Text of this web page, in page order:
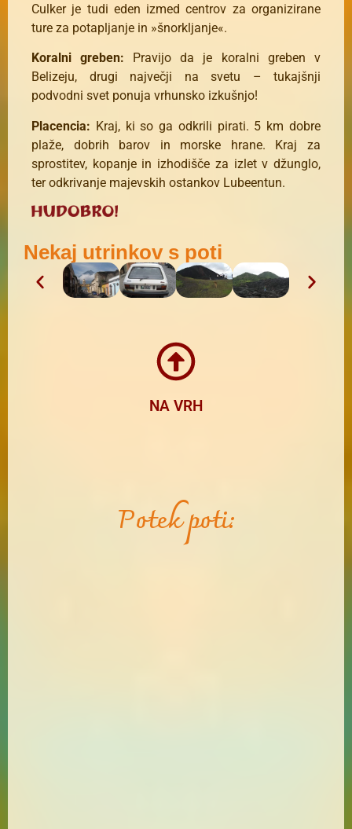
Culker je tudi eden izmed centrov za organizirane
ture za potapljanje in »šnorkljanje«.
Koralni greben: Pravijo da je koralni greben v
Belizeju, drugi največji na svetu – tukajšnji
podvodni svet ponuja vrhunsko izkušnjo!
Placencia: Kraj, ki so ga odkrili pirati. 5 km dobre
plaže, dobrih barov in morske hrane. Kraj za
sprostitev, kopanje in izhodišče za izlet v džunglo,
ter odkrivanje majevskih ostankov Lubeentun.
Nekaj utrinkov s poti
NA VRH
Potek poti: